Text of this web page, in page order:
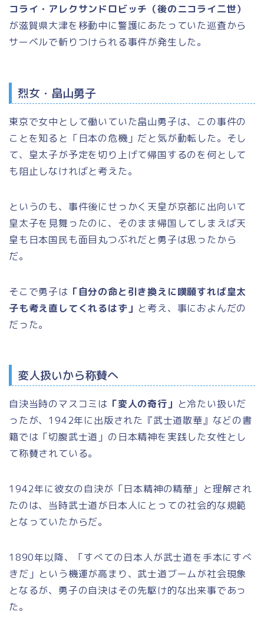
コライ・アレクサンドロビッチ（後のニコライ二世）
が滋賀県大津を移動中に警護にあたっていた巡査から
サーベルで斬りつけられる事件が発生した。
烈女・畠山勇子
東京で女中として働いていた畠山勇子は、この事件の
ことを知ると「日本の危機」だと気が動転した。そし
て、皇太子が予定を切り上げて帰国するのを何として
も阻止しなければと考えた。
というのも、事件後にせっかく天皇が京都に出向いて
皇太子を見舞ったのに、そのまま帰国してしまえば天
皇も日本国民も面目丸つぶれだと勇子は思ったから
だ。
そこで勇子は 「自分の命と引き換えに嘆願すれば皇太
子も考え直してくれるはず」 と考え、事におよんだの
だった。
変人扱いから称賛へ
自決当時のマスコミは 「変人の奇行」 と冷たい扱いだ
ったが、1942年に出版された『武士道散華』などの書
籍では「切腹武士道」の日本精神を実践した女性とし
て称賛されている。
1942年に彼女の自決が「日本精神の精華」と理解され
たのは、当時武士道が日本人にとっての社会的な規範
となっていたからだ。
1890年以降、「すべての日本人が武士道を手本にすべ
きだ」という機運が高まり、武士道ブームが社会現象
となるが、勇子の自決はその先駆け的な出来事であっ
た。